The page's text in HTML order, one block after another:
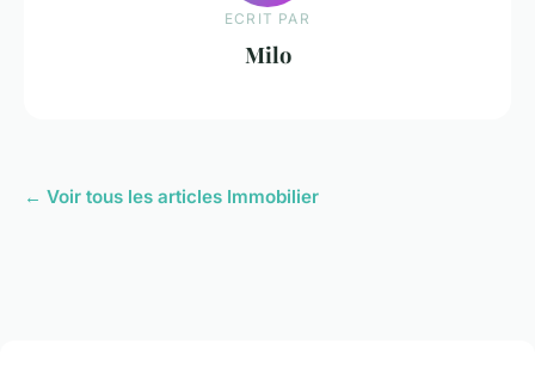
ECRIT PAR
Milo
← Voir tous les articles Immobilier